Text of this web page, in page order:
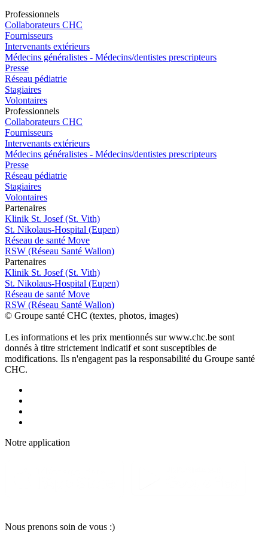
Professionnels
Collaborateurs CHC
Fournisseurs
Intervenants extérieurs
Médecins généralistes - Médecins/dentistes prescripteurs
Presse
Réseau pédiatrie
Stagiaires
Volontaires
Professionnels
Collaborateurs CHC
Fournisseurs
Intervenants extérieurs
Médecins généralistes - Médecins/dentistes prescripteurs
Presse
Réseau pédiatrie
Stagiaires
Volontaires
Partenaires
Klinik St. Josef (St. Vith)
St. Nikolaus-Hospital (Eupen)
Réseau de santé Move
RSW (Réseau Santé Wallon)
Partenaires
Klinik St. Josef (St. Vith)
St. Nikolaus-Hospital (Eupen)
Réseau de santé Move
RSW (Réseau Santé Wallon)
© Groupe santé CHC (textes, photos, images)
Les informations et les prix mentionnés sur www.chc.be sont
donnés à titre strictement indicatif et sont susceptibles de
modifications. Ils n'engagent pas la responsabilité du Groupe santé
CHC.
Notre application
Nous prenons soin de vous :)